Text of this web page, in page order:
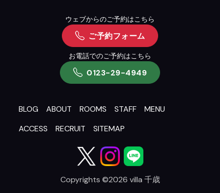
ウェブからのご予約はこちら
ご予約フォーム
お電話でのご予約はこちら
0123-29-4949
BLOG ABOUT ROOMS STAFF
MENU
ACCESS
RECRUIT SITEMAP
Copyrights ©2026 villa 千歳